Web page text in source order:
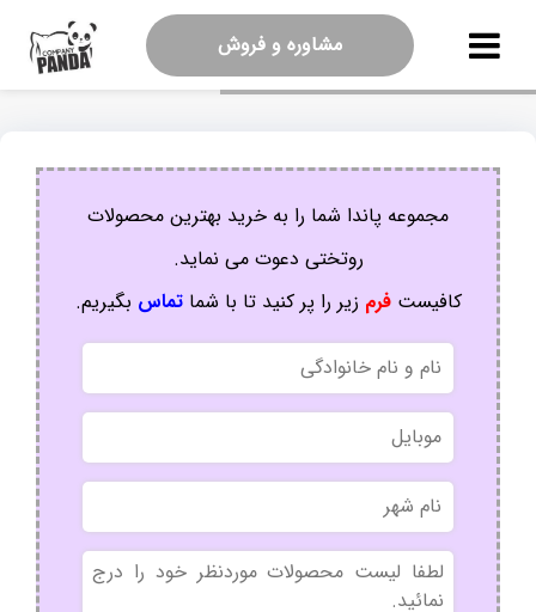
مشاوره و فروش
مجموعه پاندا شما را به خرید بهترین محصولات
روتختی دعوت می نماید.
کافیستفرم زیر را پر کنید تا با شماتماس بگیریم.
نام
و
نام
خانوادگی
موبایل
نام
شهر
بدون
عنوان